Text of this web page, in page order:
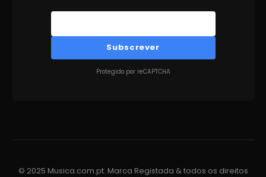
Subscrever
Protegido por reCAPTCHA
© 2025 Musica.com.pt. Marca Registada & todos os direitos